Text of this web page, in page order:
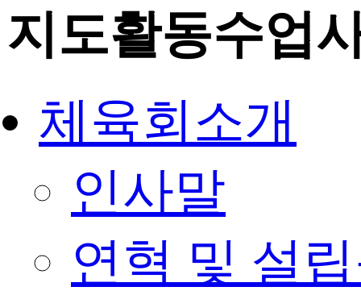
지도활동수업
체육회소개
인사말
연혁 및 설